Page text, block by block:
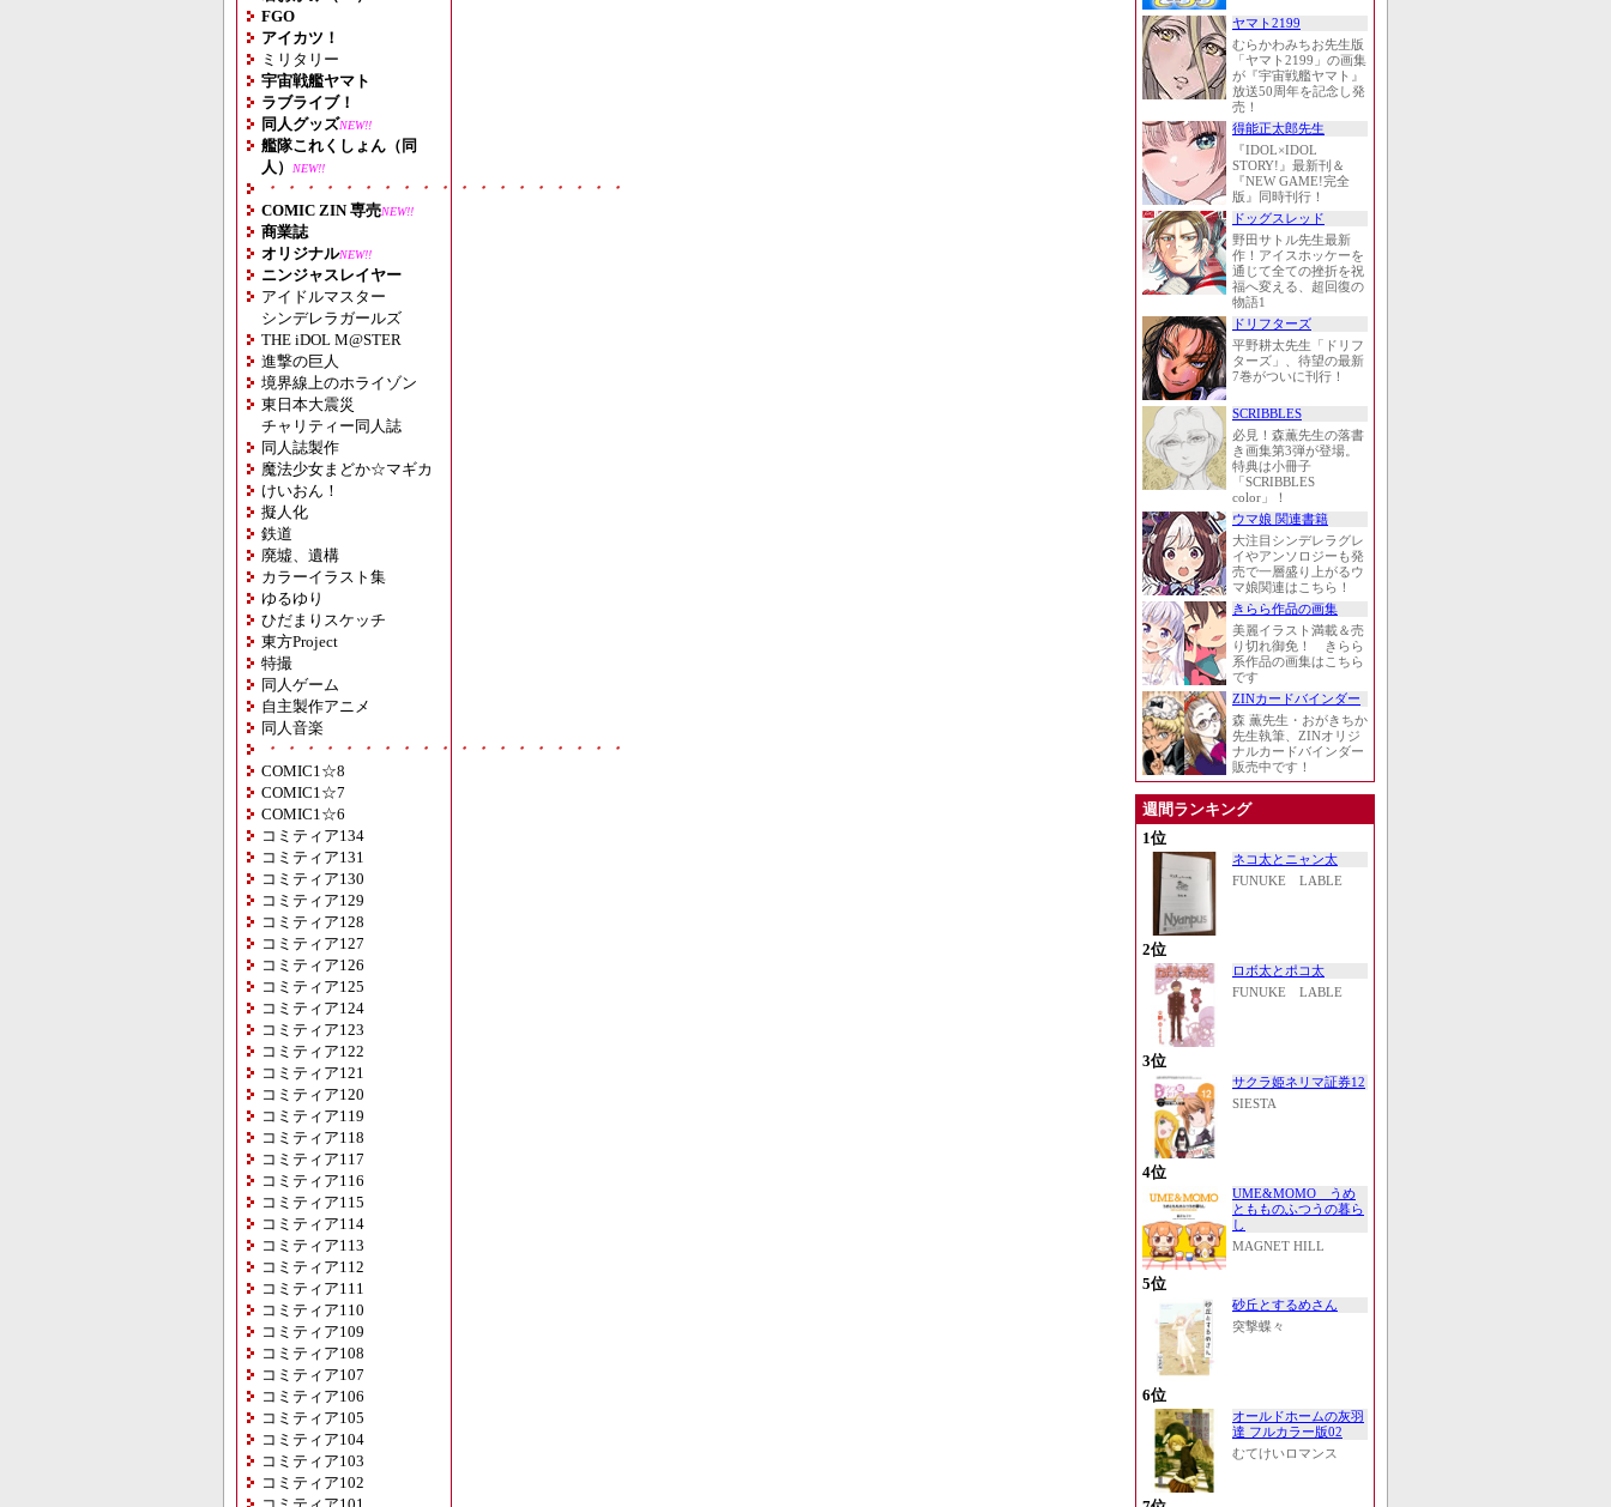
FGO
アイカツ！
ミリタリー
宇宙戦艦ヤマト
ラブライブ！
同人グッズNEW!!
艦隊これくしょん（同
人）
NEW!!
・・・・・・・・・・・・・・・・・・・
COMIC ZIN 専売NEW!!
商業誌
オリジナルNEW!!
ニンジャスレイヤー
アイドルマスター
シンデレラガールズ
THE iDOL M@STER
進撃の巨人
境界線上のホライゾン
東日本大震災
チャリティー同人誌
同人誌製作
魔法少女まどか☆マギカ
けいおん！
擬人化
鉄道
廃墟、遺構
カラーイラスト集
ゆるゆり
ひだまりスケッチ
東方Project
特撮
同人ゲーム
自主製作アニメ
同人音楽
・・・・・・・・・・・・・・・・・・・
COMIC1☆8
COMIC1☆7
COMIC1☆6
コミティア134
コミティア131
コミティア130
コミティア129
コミティア128
コミティア127
コミティア126
コミティア125
コミティア124
コミティア123
コミティア122
コミティア121
コミティア120
コミティア119
コミティア118
コミティア117
コミティア116
コミティア115
コミティア114
コミティア113
コミティア112
コミティア111
コミティア110
コミティア109
コミティア108
コミティア107
コミティア106
コミティア105
コミティア104
コミティア103
コミティア102
ヤマト2199
むらかわみちお先生版
「ヤマト2199」の画集
が『宇宙戦艦ヤマト』
放送50周年を記念し発
売！
得能正太郎先生
『IDOL×IDOL
STORY!』最新刊＆
『NEW GAME!完全
版』同時刊行！
ドッグスレッド
野田サトル先生最新
作！アイスホッケーを
通じて全ての挫折を祝
福へ変える、超回復の
物語1
ドリフターズ
平野耕太先生「ドリフ
ターズ」、待望の最新
7巻がついに刊行！
SCRIBBLES
必見！森薫先生の落書
き画集第3弾が登場。
特典は小冊子
「SCRIBBLES
color」！
ウマ娘 関連書籍
大注目シンデレラグレ
イやアンソロジーも発
売で一層盛り上がるウ
マ娘関連はこちら！
きらら作品の画集
美麗イラスト満載＆売
り切れ御免！ きらら
系作品の画集はこちら
です
ZINカードバインダー
森 薫先生・おがきちか
先生執筆、ZINオリジ
ナルカードバインダー
販売中です！
週間ランキング
1位
ネコ太とニャン太
FUNUKE LABLE
2位
ロボ太とポコ太
FUNUKE LABLE
3位
サクラ姫ネリマ証券12
SIESTA
4位
UME&MOMO うめ
ともものふつうの暮ら
し
MAGNET HILL
5位
砂丘とするめさん
突撃蝶々
6位
オールドホームの灰羽
達 フルカラー版02
むてけいロマンス